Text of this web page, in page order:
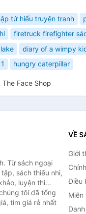
tứ hiếu truyện tranh
firetruck firefighter
diary of a wimpy
hungry caterpillar
Face Shop
Từ sách ngoại
sách thiếu nhi,
luyện thi...
tôi đã tổng
tìm giá rẻ nhất
VỀ
Giới
Điều
Miễn